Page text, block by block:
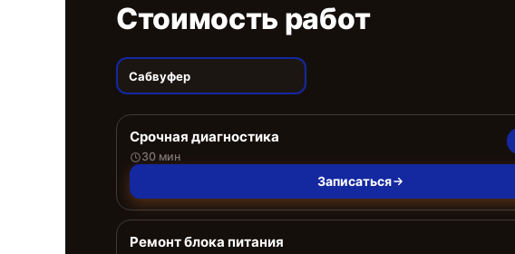
Стоимость работ
Сабвуфер
Срочная диагностика
30 мин
Записаться
Ремонт блока питания